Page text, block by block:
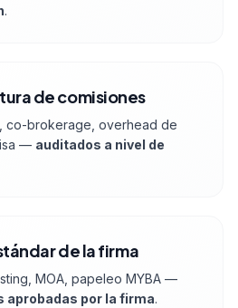
.
de comisiones
co-brokerage, overhead de
— auditados a nivel de
de la firma
MOA, papeleo MYBA —
aprobadas por la firma.